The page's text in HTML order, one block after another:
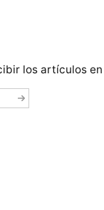
los artículos